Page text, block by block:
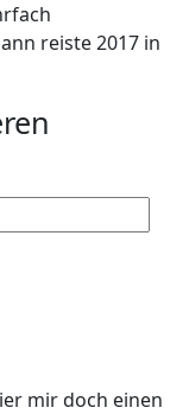
reiste 2017 in
mir doch einen